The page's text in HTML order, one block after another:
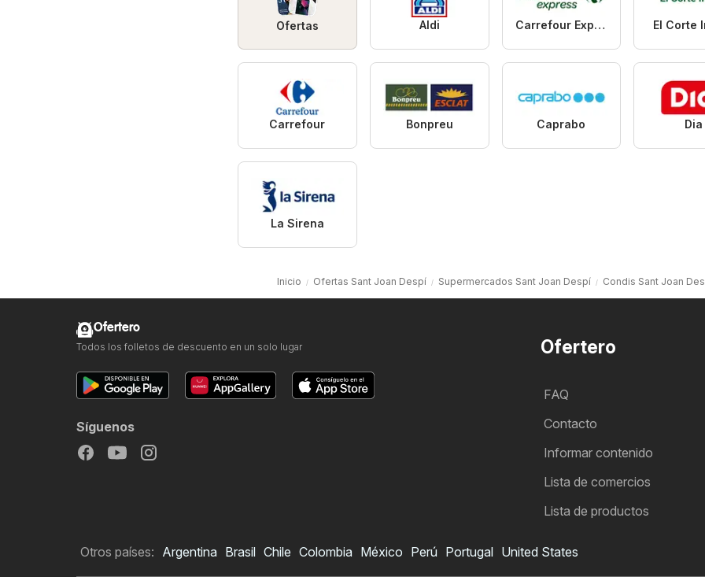
Ofertas Aldi Carrefour Express El Corte
Carrefour Bonpreu Caprabo Dia
La Sirena
Inicio Ofertas Sant Joan Despí Supermercados Sant Joan Despí Condis Sant Joan
Ofertero
FAQ
Contacto
Informar contenido
Lista de comercios
Lista de productos
Ofertero
Todos los folletos de descuento en un solo lugar
Síguenos
Otros países: Argentina Brasil Chile Colombia México Perú Portugal United States